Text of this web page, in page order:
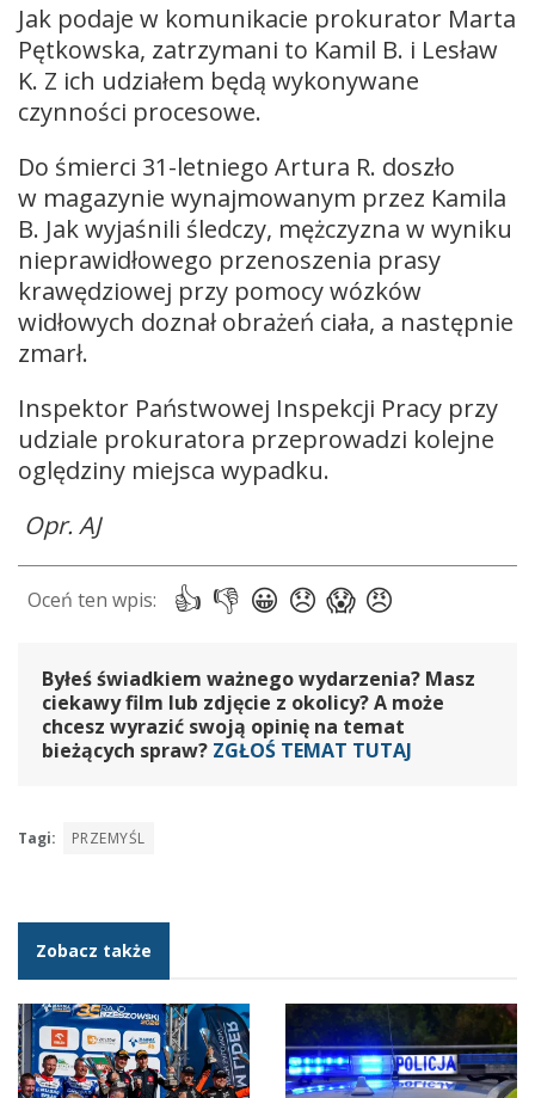
Jak podaje w komunikacie prokurator Marta
Pętkowska, zatrzymani to Kamil B. i Lesław
K. Z ich udziałem będą wykonywane
czynności procesowe.
Do śmierci 31-letniego Artura R. doszło
w magazynie wynajmowanym przez Kamila
B. Jak wyjaśnili śledczy, mężczyzna w wyniku
nieprawidłowego przenoszenia prasy
krawędziowej przy pomocy wózków
widłowych doznał obrażeń ciała, a następnie
zmarł.
Inspektor Państwowej Inspekcji Pracy przy
udziale prokuratora przeprowadzi kolejne
oględziny miejsca wypadku.
Opr. AJ
Byłeś świadkiem ważnego wydarzenia? Masz
ciekawy film lub zdjęcie z okolicy? A może
chcesz wyrazić swoją opinię na temat
bieżących spraw? ZGŁOŚ TEMAT TUTAJ
Tagi: PRZEMYŚL
Zobacz także